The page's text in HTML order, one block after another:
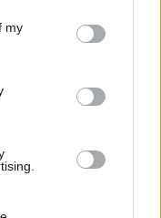
my
με τον
τη βλακεία σας»
για να διαψεύσει όσα
την ερωτική της ζωή